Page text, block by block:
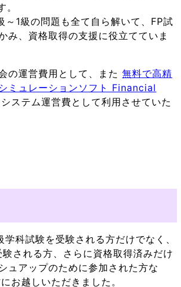
。
～1級の問題も全て自ら解いて、FP試
み、資格取得の支援に役立てていま
の運営費用として、また無料で高精
ミュレーションソフト Financial
ステム運営費として利用させていた
学科試験を受験される方だけでなく、
される方、さらに資格取得済みだけ
ュアップのために参加された方な
お越しいただきました。